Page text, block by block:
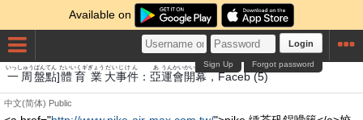
Available on
Login
Forgot password
Sign Up
一周
いっしゅう
盤
ばん
點
てん
]體育
たいいくギ
業
ぎょう
大事件
だいじけん
： 亞
あ
運
うん
會
かい
開幕
かいまく
，Faceb (5)
中文(简体) Public